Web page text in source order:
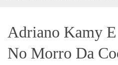
Adriano Kamy
No Morro Da